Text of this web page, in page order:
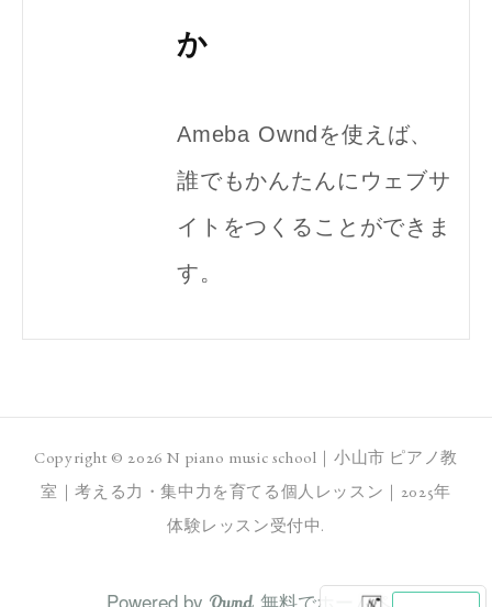
か
Ameba Owndを使えば、
誰でもかんたんにウェブサ
イトをつくることができま
す。
Copyright © 2026 N piano music school｜小山市 ピアノ教
室｜考える力・集中力を育てる個人レッスン｜2025年
体験レッスン受付中.
Powered by 無料でホームペ